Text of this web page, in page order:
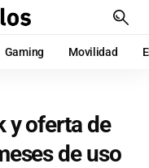
Gaming Movilidad
y oferta de
de uso